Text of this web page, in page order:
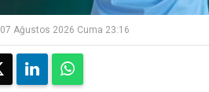
07 Ağustos 2026 Cuma 23:16